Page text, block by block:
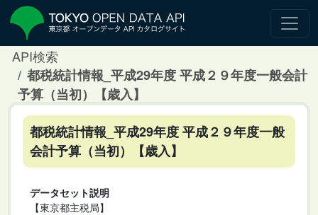
API検索
都税統計情報_平成29年度 平成２９年度一般会計
予算（当初）【歳入】
都税統計情報_平成29年度 平成２９年度一般
会計予算（当初）【歳入】
データセット説明
【東京都主税局】